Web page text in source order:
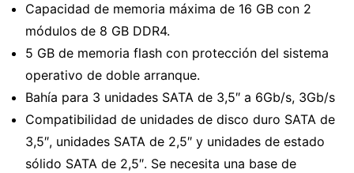
Capacidad de memoria máxima de 16 GB con 2
módulos de 8 GB DDR4.
5 GB de memoria flash con protección del sistema
operativo de doble arranque.
Bahía para 3 unidades SATA de 3,5″ a 6Gb/s, 3Gb/s
Compatibilidad de unidades de disco duro SATA de
3,5″, unidades SATA de 2,5″ y unidades de estado
sólido SATA de 2,5″. Se necesita una base de